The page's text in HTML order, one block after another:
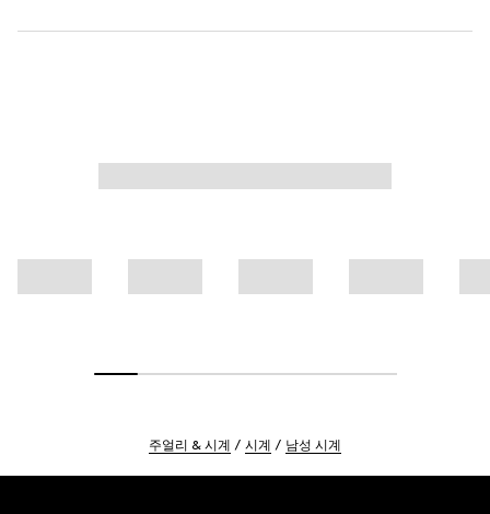
주얼리 & 시계 시계 남성 시계